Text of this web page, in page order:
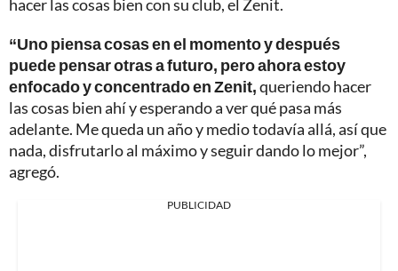
hacer las cosas bien con su club, el Zenit.
“Uno piensa cosas en el momento y después
puede pensar otras a futuro, pero ahora estoy
enfocado y concentrado en Zenit,queriendo hacer
las cosas bien ahí y esperando a ver qué pasa más
adelante. Me queda un año y medio todavía allá, así que
nada, disfrutarlo al máximo y seguir dando lo mejor”,
agregó.
PUBLICIDAD